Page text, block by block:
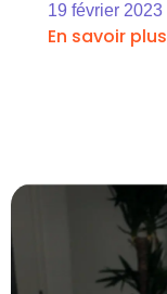
19 février 2023
En savoir plus